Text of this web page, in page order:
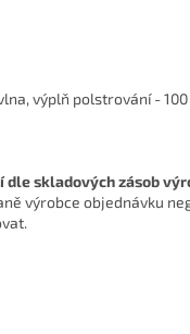
výplň polstrování -
skladových zásob
výrobce objednávku